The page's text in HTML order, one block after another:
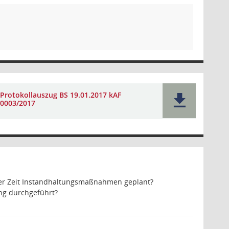
Protokollauszug BS 19.01.2017 kAF
0003/2017
Zeit Instandhaltungsmaßnahmen geplant?
durchgeführt?